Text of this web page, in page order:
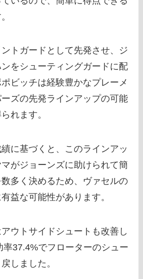
トガードとして先発させ、ジ
をシューティングガードに配
ビッチは経験豊かなプレーメ
ズの先発ラインアップの可能
れます。
に基づくと、このラインアッ
がジョーンズに助けられて簡
多く決めるため、ヴァセルの
益な可能性があります。
ウトサイドシュートも改善し
率37.4%でフローターのシュー
しました。